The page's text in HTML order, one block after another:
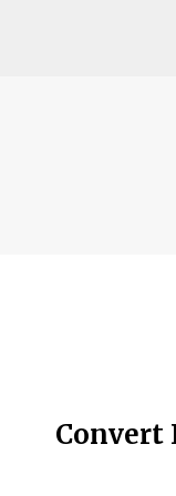
Convert